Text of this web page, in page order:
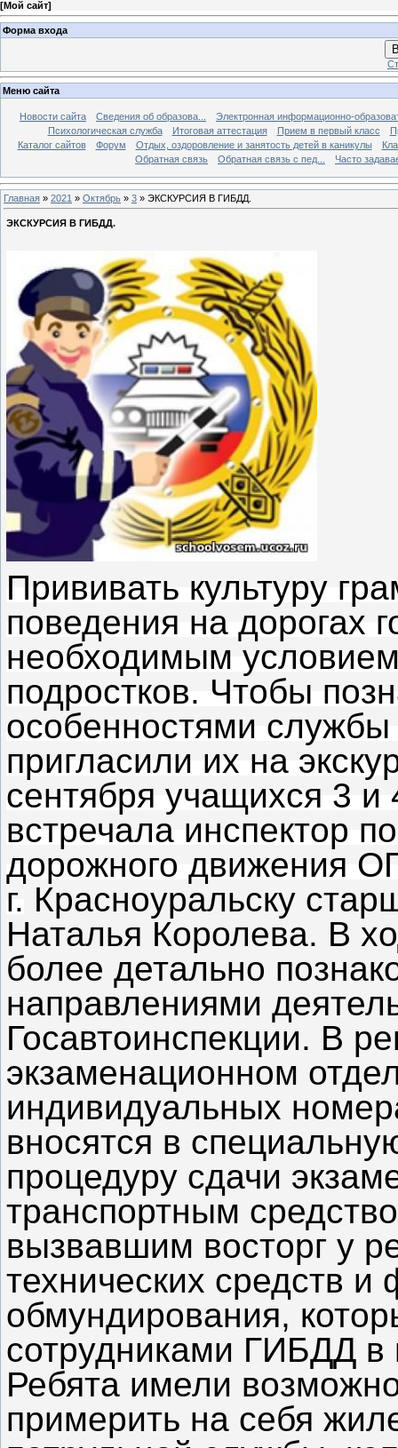
[Мой сайт]
Форма входа
Меню сайта
Новости сайта Сведения об образова...
Электронная информационно-
Психологическая служба
Итоговая аттестация Прием в первый класс
Каталог сайтов
Форум Отдых, оздоровление и занятость детей в каникулы
Обратная связь
Обратная связь с пед... Часто
Главная » 2021 » Октябрь » 3 » ЭКСКУРСИЯ В ГИБДД.
ЭКСКУРСИЯ В ГИБДД.
Прививать культуру
поведения на дорогах
необходимым
подростков. Чтобы
особенностями
пригласили их на
сентября учащихся 3
встречала инспектор
дорожного движения
г. Красноуральску
Наталья Королева. В
более детально
направлениями
Госавтоинспекции. В
экзаменационном
индивидуальных
вносятся в
процедуру сдачи
транспортным
вызвавшим восторг у
технических средств и
обмундирования,
сотрудниками ГИБДД в
Ребята имели
примерить на себя